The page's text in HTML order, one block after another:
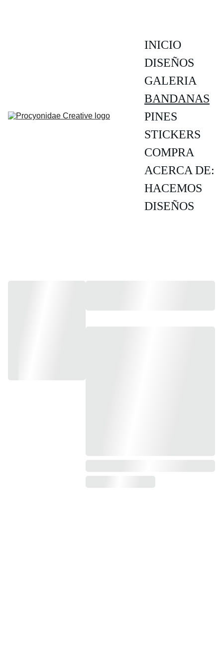
INICIO
DISEÑOS
GALERIA
BANDANAS
PINES
STICKERS
COMPRA
ACERCA DE:
HACEMOS
DISEÑOS